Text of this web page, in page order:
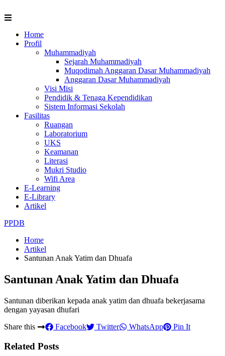
to
Home
Profil
Muhammadiyah
Sejarah Muhammadiyah
Muqodimah Anggaran Dasar Muhammadiyah
Anggaran Dasar Muhammadiyah
Visi Misi
Pendidik & Tenaga Kependidikan
Sistem Informasi Sekolah
Fasilitas
Ruangan
Laboratorium
UKS
Keamanan
Literasi
Mukri Studio
Wifi Area
E-Learning
E-Library
Artikel
PPDB
Home
Artikel
Santunan Anak Yatim dan Dhuafa
Santunan Anak Yatim dan Dhuafa
Santunan diberikan kepada anak yatim dan dhuafa bekerjasama
dengan yayasan dhufari
Share this
Facebook Twitter WhatsApp Pin It
Related Posts